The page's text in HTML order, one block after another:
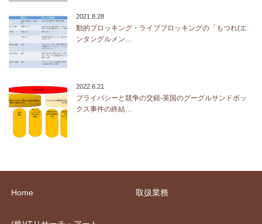
2021.8.28
動的ブロッキング・ライブブロッキングの「もつれ(エ
ンタングルメン…
2022.6.21
プライバシーと競争の交錯-英国のグーグルサンドボッ
クス事件の終結…
Home 取扱業務